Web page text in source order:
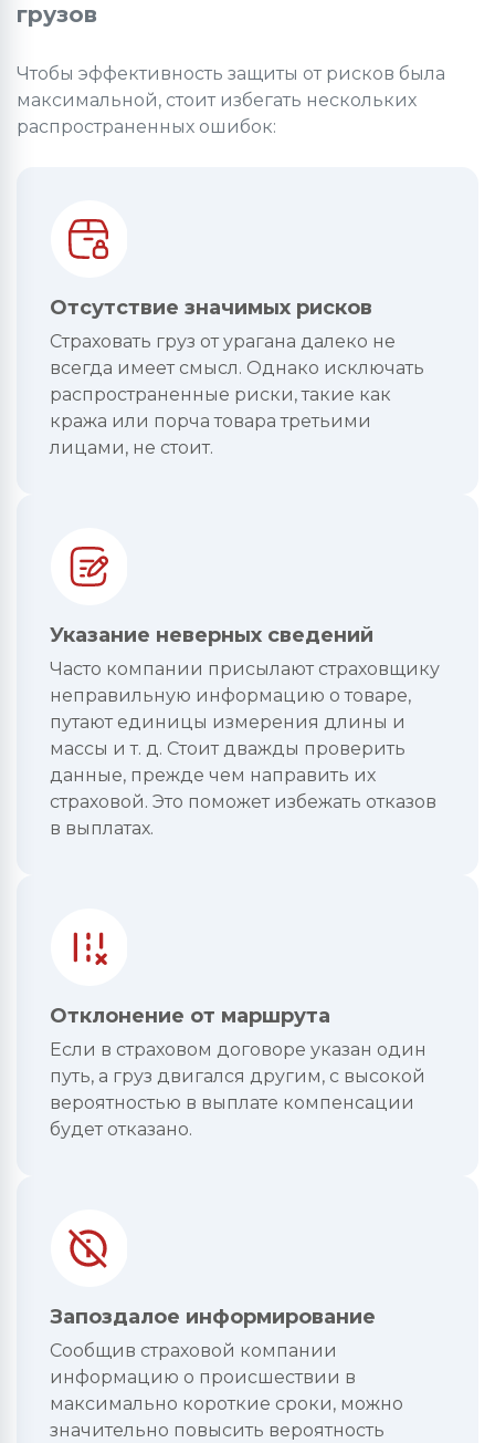
грузов
Чтобы эффективность защиты от рисков была
максимальной, стоит избегать нескольких
распространенных ошибок:
Отсутствие значимых рисков
Страховать груз от урагана далеко не
всегда имеет смысл. Однако исключать
распространенные риски, такие как
кража или порча товара третьими
лицами, не стоит.
Указание неверных сведений
Часто компании присылают страховщику
неправильную информацию о товаре,
путают единицы измерения длины и
массы и т. д. Стоит дважды проверить
данные, прежде чем направить их
страховой. Это поможет избежать отказов
в выплатах.
Отклонение от маршрута
Если в страховом договоре указан один
путь, а груз двигался другим, с высокой
вероятностью в выплате компенсации
будет отказано.
Запоздалое информирование
Сообщив страховой компании
информацию о происшествии в
максимально короткие сроки, можно
значительно повысить вероятность